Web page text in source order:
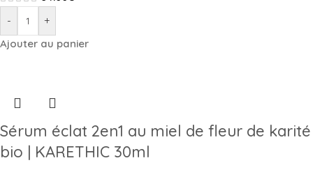
-
+
Ajouter au panier
Sérum éclat 2en1 au miel de fleur de karité
bio | KARETHIC 30ml